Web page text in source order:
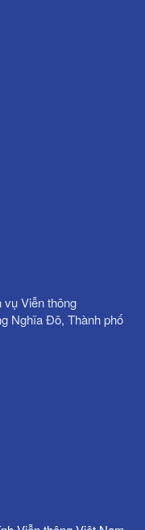
Viễn thông
Nghĩa Đô, Thành phố